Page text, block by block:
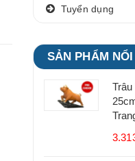
Tuyển dụng
SẢN PHẨM